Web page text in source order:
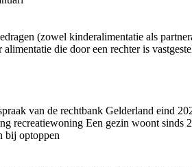
(zowel kinderalimentatie als
die door een rechter is
van de rechtbank Gelderland eind
recreatiewoning Een gezin woont
bij optoppen